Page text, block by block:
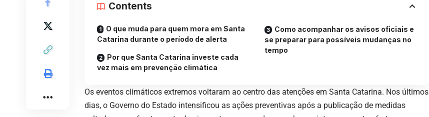
Contents
O que muda para quem mora em Santa
Catarina durante o período de alerta
Por que Santa Catarina investe cada
vez mais em prevenção climática
Como acompanhar os avisos oficiais e
se preparar para possíveis mudanças no
tempo
Os eventos climáticos extremos voltaram ao centro das atenções em Santa Catarina. Nos últimos
dias, o Governo do Estado intensificou as ações preventivas após a publicação de medidas